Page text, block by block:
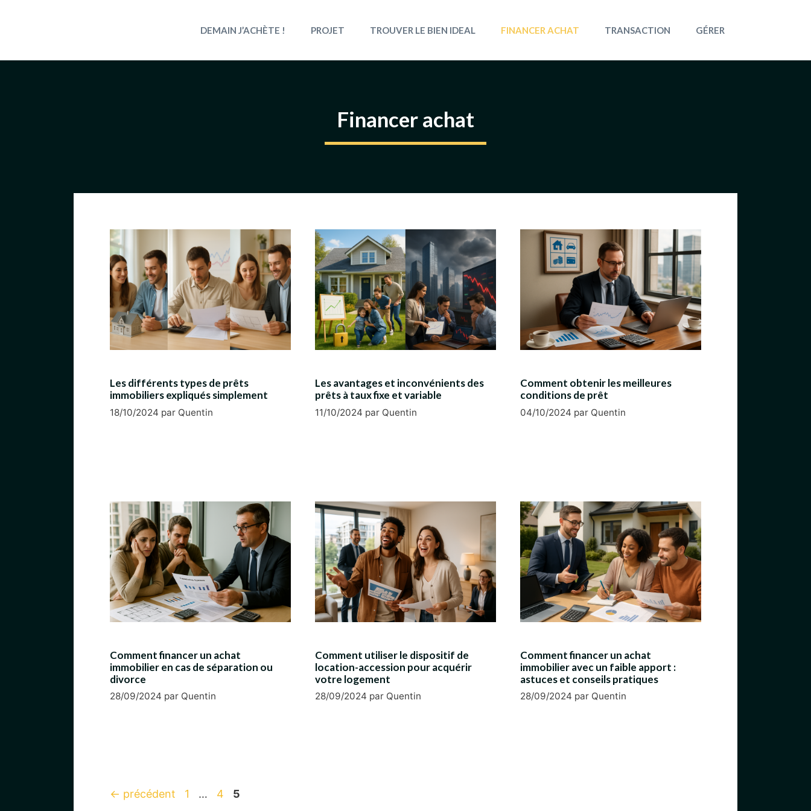
DEMAIN J’ACHÈTE ! PROJET TROUVER LE BIEN IDEAL FINANCER ACHAT TRANSACTION GÉRER
Financer achat
Les différents types de prêts
immobiliers expliqués simplement
18/10/2024 par Quentin
Les avantages et inconvénients des
prêts à taux fixe et variable
11/10/2024 par Quentin
Comment obtenir les meilleures
conditions de prêt
04/10/2024 par Quentin
Comment financer un achat
immobilier en cas de séparation ou
divorce
28/09/2024 par Quentin
Comment utiliser le dispositif de
location-accession pour acquérir
votre logement
28/09/2024 par Quentin
Comment financer un achat
immobilier avec un faible apport :
astuces et conseils pratiques
28/09/2024 par Quentin
← précédent Page
1 … Page
4 Page
5